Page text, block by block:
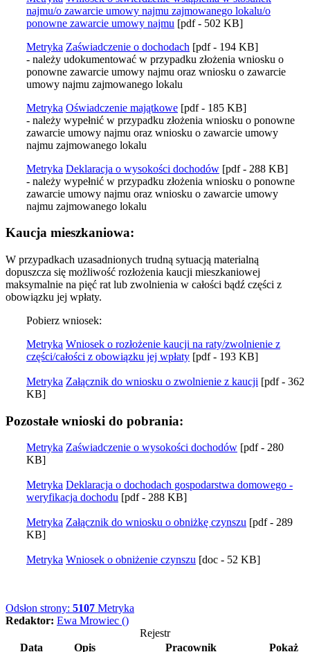
najmu/o zawarcie umowy najmu zajmowanego lokalu/o
ponowne zawarcie umowy najmu [pdf - 502 KB]
Metryka Zaświadczenie o dochodach [pdf - 194 KB]
- należy udokumentować w przypadku złożenia wniosku o
ponowne zawarcie umowy najmu oraz wniosku o zawarcie
umowy najmu zajmowanego lokalu
Metryka Oświadczenie majątkowe [pdf - 185 KB]
- należy wypełnić w przypadku złożenia wniosku o ponowne
zawarcie umowy najmu oraz wniosku o zawarcie umowy
najmu zajmowanego lokalu
Metryka Deklaracja o wysokości dochodów [pdf - 288 KB]
- należy wypełnić w przypadku złożenia wniosku o ponowne
zawarcie umowy najmu oraz wniosku o zawarcie umowy
najmu zajmowanego lokalu
Kaucja mieszkaniowa:
W przypadkach uzasadnionych trudną sytuacją materialną
dopuszcza się możliwość rozłożenia kaucji mieszkaniowej
maksymalnie na pięć rat lub zwolnienia w całości bądź części z
obowiązku jej wpłaty.
Pobierz wniosek:
Metryka Wniosek o rozłożenie kaucji na raty/zwolnienie z
części/całości z obowiązku jej wpłaty [pdf - 193 KB]
Metryka Załącznik do wniosku o zwolnienie z kaucji [pdf - 362
KB]
Pozostałe wnioski do pobrania:
Metryka Zaświadczenie o wysokości dochodów [pdf - 280
KB]
Metryka Deklaracja o dochodach gospodarstwa domowego -
weryfikacja dochodu [pdf - 288 KB]
Metryka Załącznik do wniosku o obniżkę czynszu [pdf - 289
KB]
Metryka Wniosek o obniżenie czynszu [doc - 52 KB]
Odsłon strony: 5107 Metryka
Redaktor: Ewa Mrowiec ()
Rejestr
Data
Opis Pracownik
Pokaż